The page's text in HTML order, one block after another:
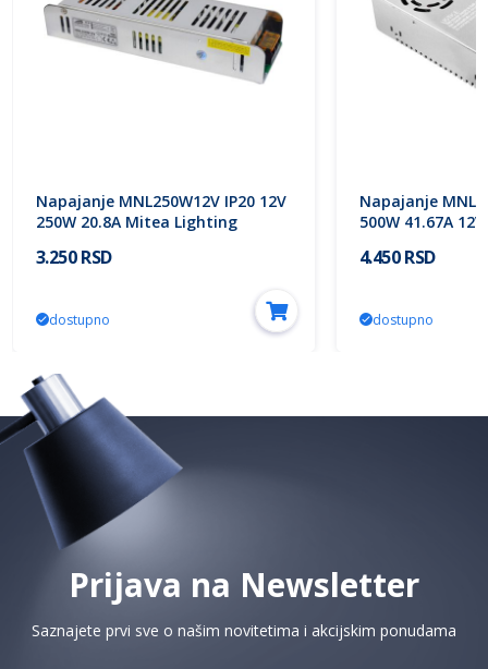
Napajanje MNL250W12V IP20 12V
250W 20.8A Mitea Lighting
3.250 RSD
dostupno
Napajanje
500W 41.67A
4.450 RSD
dostupno
Prijava na Newsletter
Saznajete prvi sve o našim novitetima i akcijskim ponudama